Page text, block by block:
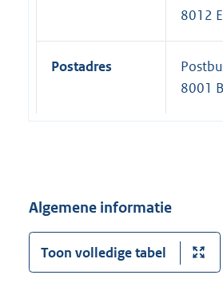
8012
Postadres
8001
Algemene informatie
Toon volledige tabel